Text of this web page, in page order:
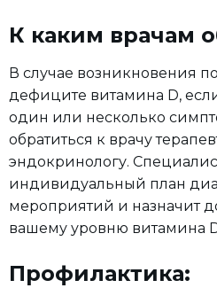
К каким врачам
В случае возникновения
дефиците витамина D,
один или несколько
обратиться к врачу
эндокринологу.
индивидуальный план
мероприятий и назначит
вашему уровню витамина
Профилактика: